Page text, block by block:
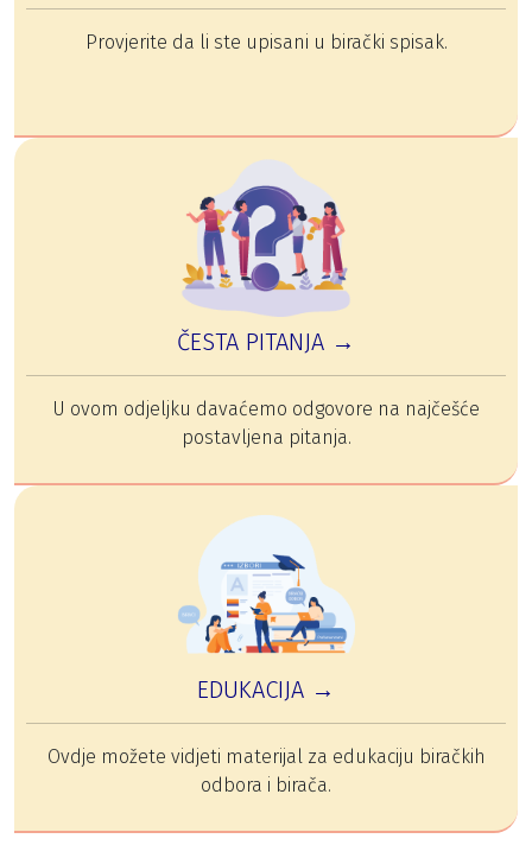
Provjerite da li ste upisani u birački spisak.
ČESTA PITANJA →
U ovom odjeljku davaćemo odgovore na najčešće
postavljena pitanja.
EDUKACIJA →
Ovdje možete vidjeti materijal za edukaciju biračkih
odbora i birača.